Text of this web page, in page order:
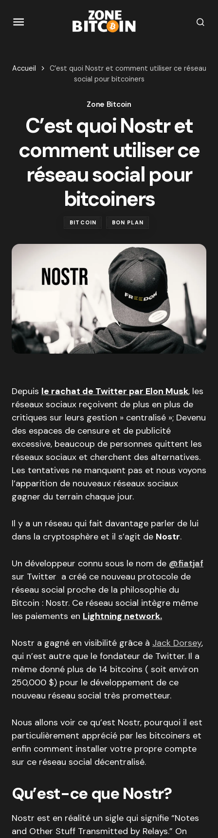
Accueil
C’est quoi Nostr et comment utiliser ce réseau
social pour bitcoiners
Zone Bitcoin
C’est quoi Nostr et
comment utiliser ce
réseau social pour
bitcoiners
BITCOIN BON PLAN
Depuis le rachat de Twitter par Elon Musk, les
réseaux sociaux reçoivent de plus en plus de
critiques sur leurs gestion » centralisé »; Devenu
des espaces de censure et de publicité
excessive, beaucoup de personnes quittent les
réseaux sociaux et cherchent des alternatives.
Les tentatives ne manquent pas et nous voyons
l’apparition de nouveaux réseaux sociaux
gagner du terrain chaque jour.
Il y a un réseau qui fait davantage parler de lui
dans la cryptosphère et il s’agit de Nostr.
Un développeur connu sous le nom de @fiatjaf
sur Twitter a créé ce nouveau protocole de
réseau social proche de la philosophie du
Bitcoin : Nostr. Ce réseau social intègre même
les paiements en Lightning network.
Nostr a gagné en visibilité grâce à Jack Dorsey,
qui n’est autre que le fondateur de Twitter. Il a
même donné plus de 14 bitcoins ( soit environ
250,000 $) pour le développement de ce
nouveau réseau social très prometteur.
Nous allons voir ce qu’est Nostr, pourquoi il est
particulièrement apprécié par les bitcoiners et
enfin comment installer votre propre compte
sur ce réseau social décentralisé.
Qu’est-ce que Nostr?
Nostr est en réalité un sigle qui signifie “Notes
and Other Stuff Transmitted by Relays.” On